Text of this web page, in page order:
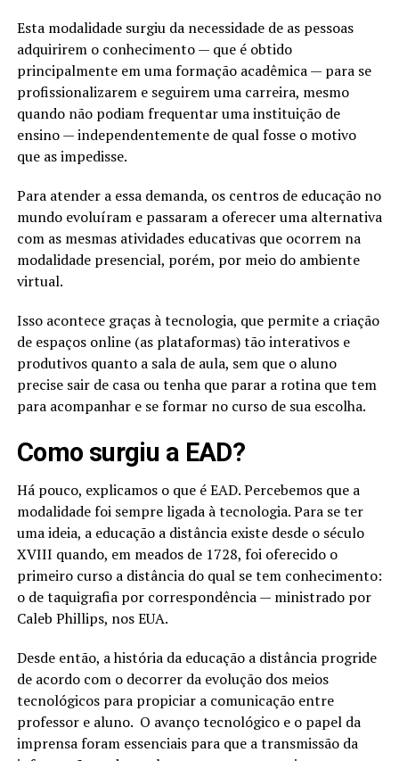
Esta modalidade surgiu da necessidade de as pessoas
adquirirem o conhecimento — que é obtido
principalmente em uma formação acadêmica — para se
profissionalizarem e seguirem uma carreira, mesmo
quando não podiam frequentar uma instituição de
ensino — independentemente de qual fosse o motivo
que as impedisse.
Para atender a essa demanda, os centros de educação no
mundo evoluíram e passaram a oferecer uma alternativa
com as mesmas atividades educativas que ocorrem na
modalidade presencial, porém, por meio do ambiente
virtual.
Isso acontece graças à tecnologia, que permite a criação
de espaços online (as plataformas) tão interativos e
produtivos quanto a sala de aula, sem que o aluno
precise sair de casa ou tenha que parar a rotina que tem
para acompanhar e se formar no curso de sua escolha.
Como surgiu a EAD?
Há pouco, explicamos o que é EAD. Percebemos que a
modalidade foi sempre ligada à tecnologia. Para se ter
uma ideia, a educação a distância existe desde o século
XVIII quando, em meados de 1728, foi oferecido o
primeiro curso a distância do qual se tem conhecimento:
o de taquigrafia por correspondência — ministrado por
Caleb Phillips, nos EUA.
Desde então, a história da educação a distância progride
de acordo com o decorrer da evolução dos meios
tecnológicos para propiciar a comunicação entre
professor e aluno. O avanço tecnológico e o papel da
imprensa foram essenciais para que a transmissão da